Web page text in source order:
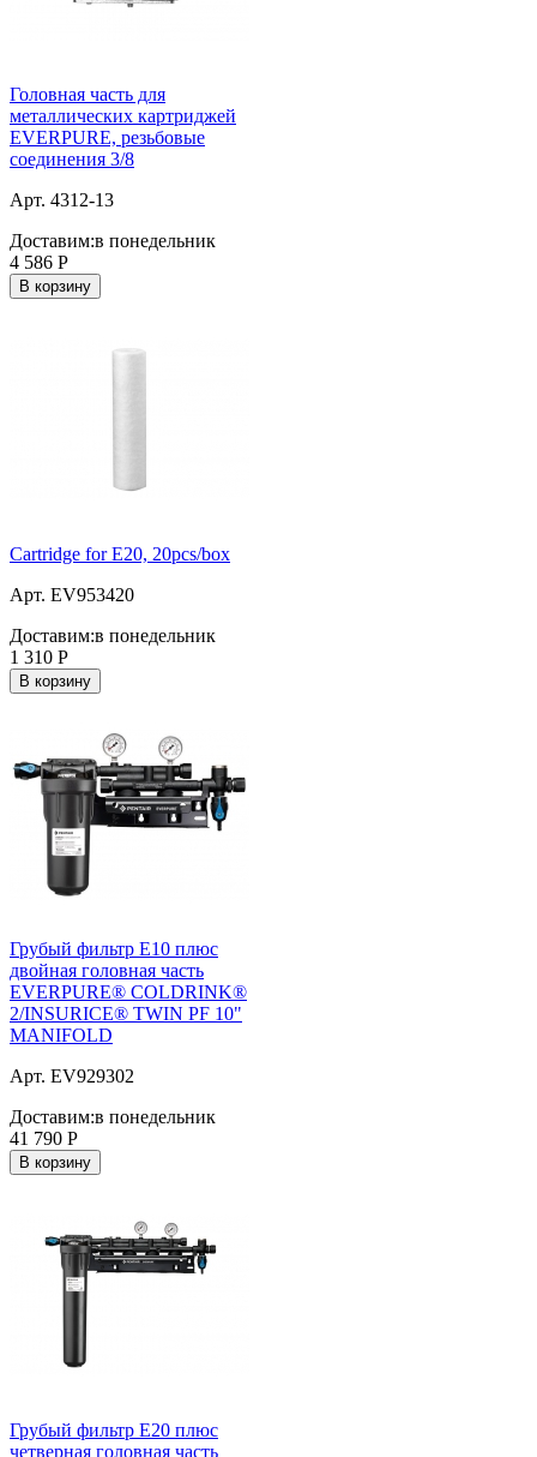
Головная часть для
металлических картриджей
EVERPURE, резьбовые
соединения 3/8
Арт. 4312-13
Доставим:в понедельник
4 586 Р
В корзину
Cartridge for E20, 20pcs/box
Арт. EV953420
Доставим:в понедельник
1 310 Р
В корзину
Грубый фильтр E10 плюс
двойная головная часть
EVERPURE® COLDRINK®
2/INSURICE® TWIN PF 10"
MANIFOLD
Арт. EV929302
Доставим:в понедельник
41 790 Р
В корзину
Грубый фильтр E20 плюс
четверная головная часть